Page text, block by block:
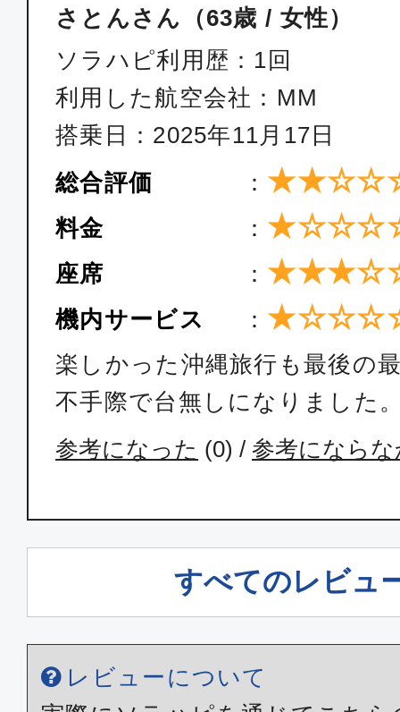
ANA1202
エコノミー
沖縄(那覇)
09:00
エコノミー
11:50
ANA1208
エコノミー
沖縄(那覇)
14:20
福岡
15:50
沖縄(那覇)
さとんさん（63歳 / 女性）
ソラハピ利用歴：1回
利用した航空会社：MM
搭乗日：2025年11月17日
総合評価
：
料金 ：
座席 ：
機内サービス ：
楽しかった沖縄旅行も最後の
不手際で台無しになりました
参考になった (0) / 参考になら
すべてのレビュ
レビューについて